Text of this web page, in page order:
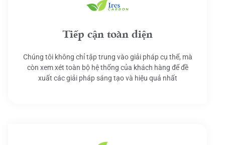
Tiếp cận toàn diện
Chúng tôi không chỉ tập trung vào giải pháp cụ thể, mà
còn xem xét toàn bộ hệ thống của khách hàng để đề
xuất các giải pháp sáng tạo và hiệu quả nhất